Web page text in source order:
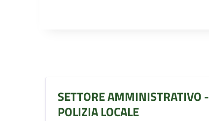
SETTORE AMMINISTRATIVO -
POLIZIA LOCALE